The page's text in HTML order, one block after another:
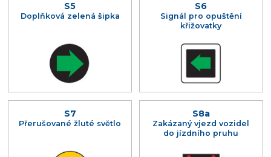
S5
Doplňková zelená šipka
S6
Signál pro opuštění
křižovatky
S7
Přerušované žluté světlo
S8a
Zakázaný vjezd vozidel
do jízdního pruhu